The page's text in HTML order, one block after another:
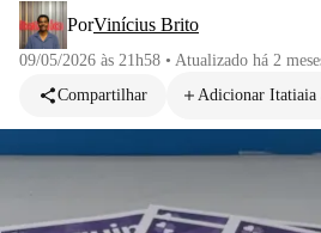
PorVinícius Brito
09/05/2026 às 21h58 • Atualizado há 2
Compartilhar
Adicionar Itatiaia